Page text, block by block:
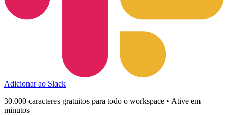
Adicionar ao Slack
30.000 caracteres gratuitos para todo o workspace • Ative em
minutos